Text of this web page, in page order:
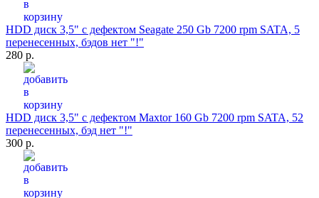
HDD диск 3,5" с дефектом Seagate 250 Gb 7200 rpm SATA, 5
перенесенных, бэдов нет "!"
280 р.
HDD диск 3,5" с дефектом Maxtor 160 Gb 7200 rpm SATA, 52
перенесенных, бэд нет "!"
300 р.